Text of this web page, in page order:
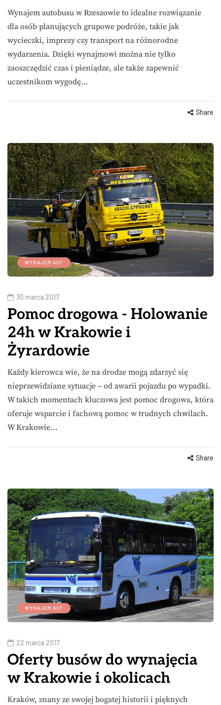
Wynajem autobusu w Rzeszowie to idealne rozwiązanie
dla osób planujących grupowe podróże, takie jak
wycieczki, imprezy czy transport na różnorodne
wydarzenia. Dzięki wynajmowi można nie tylko
zaoszczędzić czas i pieniądze, ale także zapewnić
uczestnikom wygodę…
Share
WYNAJEM AUT
30 marca 2017
Pomoc drogowa - Holowanie
24h w Krakowie i
Żyrardowie
Każdy kierowca wie, że na drodze mogą zdarzyć się
nieprzewidziane sytuacje – od awarii pojazdu po wypadki.
W takich momentach kluczowa jest pomoc drogowa, która
oferuje wsparcie i fachową pomoc w trudnych chwilach.
W Krakowie…
Share
WYNAJEM AUT
22 marca 2017
Oferty busów do wynajęcia
w Krakowie i okolicach
Kraków, znany ze swojej bogatej historii i pięknych